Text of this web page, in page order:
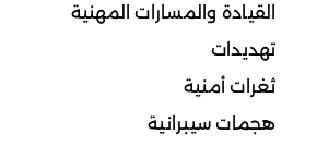
القيادة والمسارات المهنية
تهديدات
ثغرات أمنية
هجمات سيبرانية